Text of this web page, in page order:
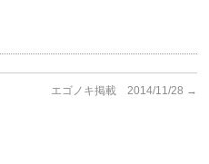
エゴノキ掲載 2014/11/28 →